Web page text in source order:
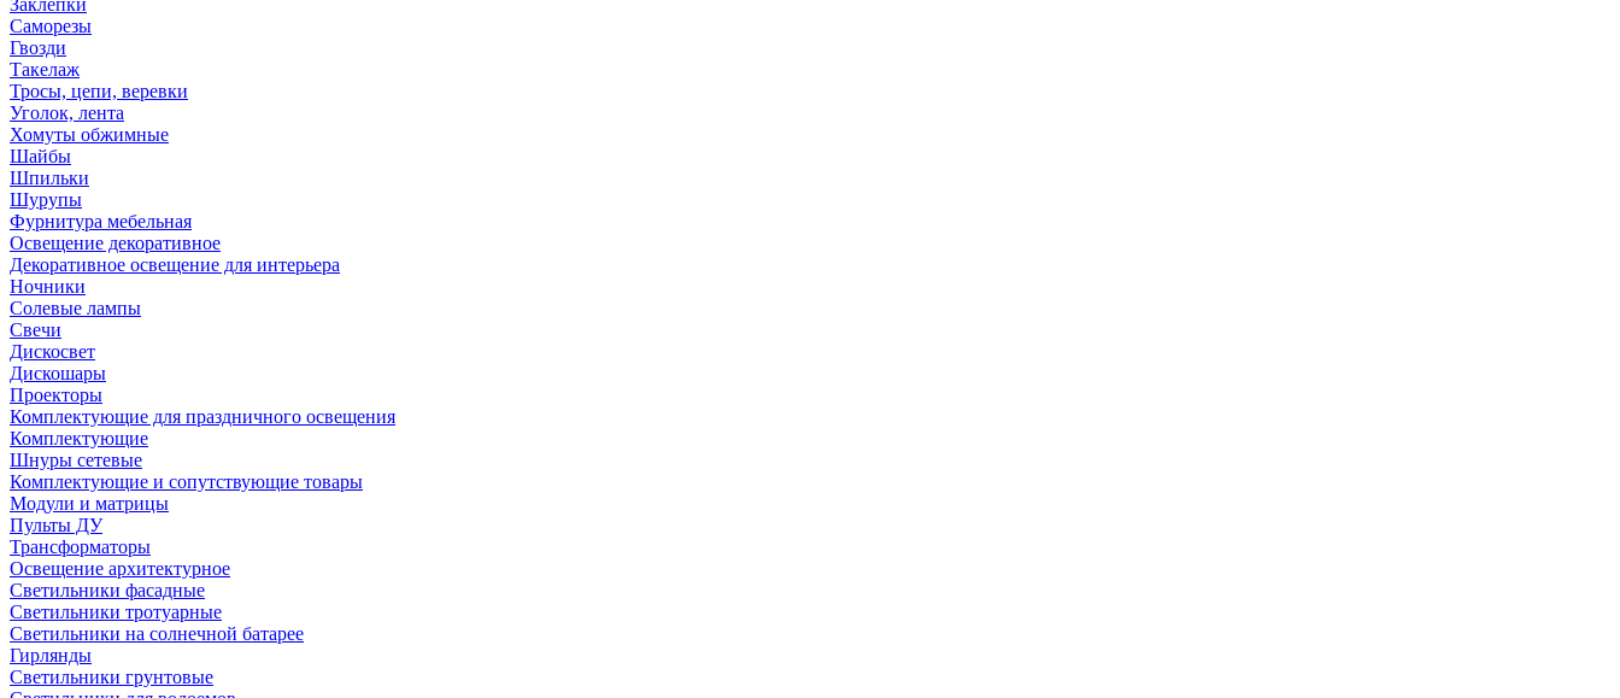
Заклепки
Саморезы
Гвозди
Такелаж
Тросы, цепи, веревки
Уголок, лента
Хомуты обжимные
Шайбы
Шпильки
Шурупы
Фурнитура мебельная
Освещение декоративное
Декоративное освещение для интерьера
Ночники
Солевые лампы
Свечи
Дискосвет
Дискошары
Проекторы
Комплектующие для праздничного освещения
Комплектующие
Шнуры сетевые
Комплектующие и сопутствующие товары
Модули и матрицы
Пульты ДУ
Трансформаторы
Освещение архитектурное
Светильники фасадные
Светильники тротуарные
Светильники на солнечной батарее
Гирлянды
Светильники грунтовые